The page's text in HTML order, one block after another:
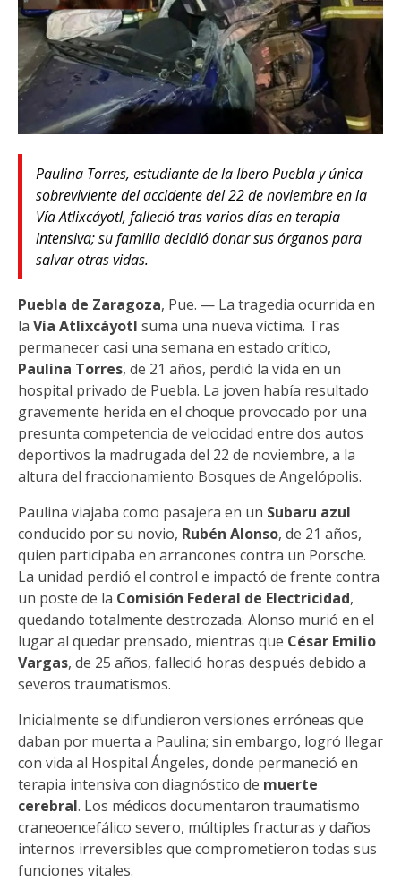
Paulina Torres, estudiante de la Ibero Puebla y única
sobreviviente del accidente del 22 de noviembre en la
Vía Atlixcáyotl, falleció tras varios días en terapia
intensiva; su familia decidió donar sus órganos para
salvar otras vidas.
Puebla de Zaragoza, Pue. — La tragedia ocurrida en
la Vía Atlixcáyotl suma una nueva víctima. Tras
permanecer casi una semana en estado crítico,
Paulina Torres, de 21 años, perdió la vida en un
hospital privado de Puebla. La joven había resultado
gravemente herida en el choque provocado por una
presunta competencia de velocidad entre dos autos
deportivos la madrugada del 22 de noviembre, a la
altura del fraccionamiento Bosques de Angelópolis.
Paulina viajaba como pasajera en un Subaru azul
conducido por su novio, Rubén Alonso, de 21 años,
quien participaba en arrancones contra un Porsche.
La unidad perdió el control e impactó de frente contra
un poste de la Comisión Federal de Electricidad,
quedando totalmente destrozada. Alonso murió en el
lugar al quedar prensado, mientras que César Emilio
Vargas, de 25 años, falleció horas después debido a
severos traumatismos.
Inicialmente se difundieron versiones erróneas que
daban por muerta a Paulina; sin embargo, logró llegar
con vida al Hospital Ángeles, donde permaneció en
terapia intensiva con diagnóstico de muerte
cerebral. Los médicos documentaron traumatismo
craneoencefálico severo, múltiples fracturas y daños
internos irreversibles que comprometieron todas sus
funciones vitales.